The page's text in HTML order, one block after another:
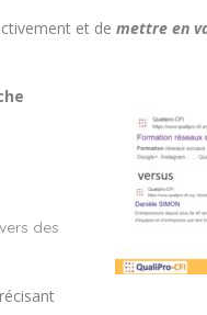
et de mettre en
des